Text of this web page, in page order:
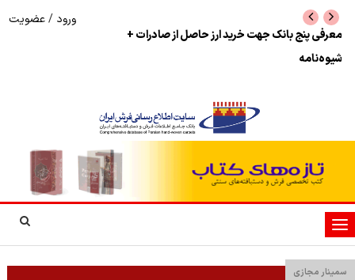
معرفی پنج بانک جهت خرید ارز حاصل از صادرات +
شیوه‌نامه
ورود /عضویت
تغییر
وضعیت
ناوبری
سمینار مجازی